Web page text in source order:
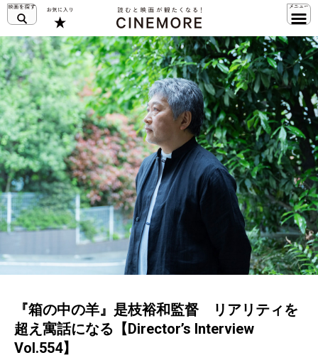
『箱の中の羊』是枝裕和監督 リアリティを
超え寓話になる【Director’s Interview
Vol.554】